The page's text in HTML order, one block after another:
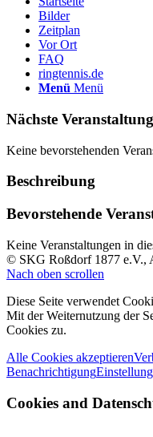
Bilder
Zeitplan
Vor Ort
FAQ
ringtennis.de
Menü Menü
Nächste Veranstaltung
Keine bevorstehenden
Beschreibung
Bevorstehende
Keine Veranstaltungen in
© SKG Roßdorf 1877 e.V.,
Nach oben scrollen
Diese Seite verwendet
Mit der Weiternutzung der
Cookies zu.
Alle Cookies akzeptieren
Benachrichtigung
Cookies and